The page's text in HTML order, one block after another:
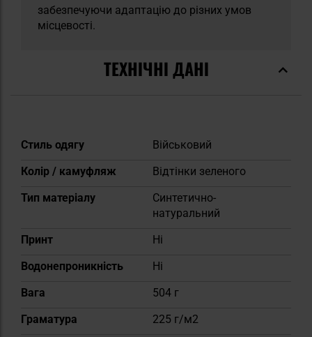
забезпечуючи адаптацію до різних умов
місцевості.
ТЕХНІЧНІ ДАНІ
Докладніше
Стиль одягу
Військовий
Колір / камуфляж
Відтінки зеленого
Тип матеріалу
Синтетично-
натуральний
Принт
Ні
Водонепроникність
Ні
Вага
504 г
Граматура
225 г/м2